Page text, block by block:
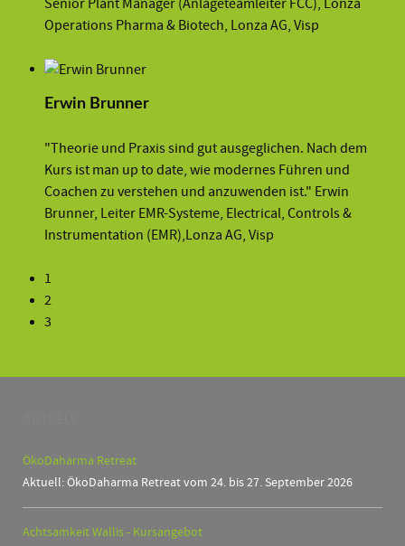
Senior Plant Manager (Anlageteamleiter FCC), Lonza
Operations Pharma & Biotech, Lonza AG, Visp
Erwin Brunner
"Theorie und Praxis sind gut ausgeglichen. Nach dem
Kurs ist man up to date, wie modernes Führen und
Coachen zu verstehen und anzuwenden ist." Erwin
Brunner, Leiter EMR-Systeme, Electrical, Controls &
Instrumentation (EMR),Lonza AG, Visp
1
2
3
ÖkoDaharma Retreat
Aktuell: ÖkoDaharma Retreat vom 24. bis 27. September 2026
Achtsamkeit Wallis - Kursangebot